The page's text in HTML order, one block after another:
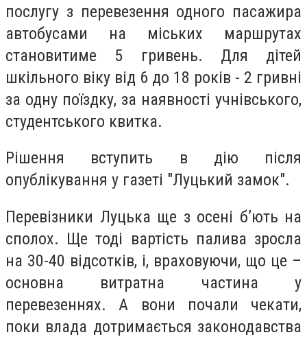
послугу з перевезення одного пасажира
автобусами на міських маршрутах
становитиме 5 гривень. Для дітей
шкільного віку від 6 до 18 років - 2 гривні
за одну поїздку, за наявності учнівського,
студентського квитка.
Рішення вступить в дію після
опублікування у газеті "Луцький замок".
Перевізники Луцька ще з осені б’ють на
сполох. Ще тоді вартість палива зросла
на 30-40 відсотків, і, враховуючи, що це –
основна витратна частина у
перевезеннях. А вони почали чекати,
поки влада дотримається законодавства